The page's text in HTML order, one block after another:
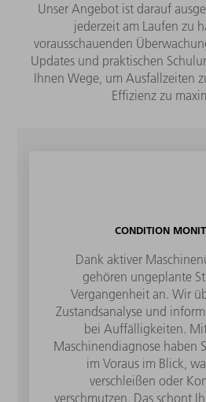
Unser Angebot ist darauf
jederzeit am Laufen zu
vorausschauenden
Updates und praktischen
Ihnen Wege, um Ausfallzeiten
Effizienz zu
CONDITION
Dank aktiver
gehören ungeplante
Vergangenheit an. Wir
Zustandsanalyse und
bei Auffälligkeiten.
Maschinendiagnose haben
im Voraus im Blick,
verschleißen oder
verschmutzen. Das schont